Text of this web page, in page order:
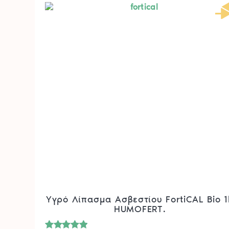
Υγρό Λίπασμα Ασβεστίου FortiCAL Bio
HUMOFERT.